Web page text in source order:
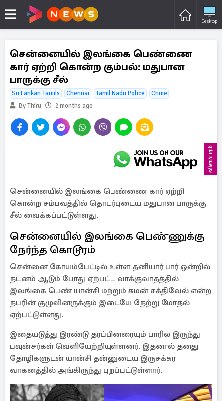
Desktop
சென்னையில் இலங்கை பெண்ணை
கார் ஏற்றி கொன்ற கும்பல்: மதுபான
பாருக்கு சீல்
Sri Lankan Tamils Chennai Tamil Nadu Police
Crime
By Thiru
2 months ago
விளம்பரம்
சென்னையில் இலங்கை பெண்ணை கார் ஏற்றி
கொன்ற சம்பவத்தில் தொடர்புடைய மதுபான பாருக்கு
சீல் வைக்கப்பட்டுள்ளது.
சென்னையில் இலங்கை பெண்ணுக்கு
நேர்ந்த கொடூரம்
சென்னை கோயம்பேட்டில் உள்ள தனியார் பார் ஒன்றில்
நடனம் ஆடும் போது ஏற்பட்ட வாக்குவாதத்தில்
இலங்கை பெண் யான்சி மற்றும் சுமன் சக்திவேல் என்ற
நபரின் குழுவினருக்கும் இடையே நேற்று மோதல்
ஏற்பட்டுள்ளது.
இதையடுத்து இரண்டு தரப்பினரையும் பாரில் இருந்து
பவுன்சர்கள் வெளியேற்றியுள்ளனர். இதனால் தனது
தோழிகளுடன் யான்சி தன்னுடைய இருசக்கர
வாகனத்தில் அங்கிருந்து புறப்பட்டுள்ளார்.